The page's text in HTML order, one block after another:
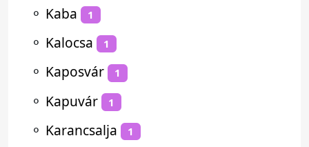
⚬ Kaba 1
⚬ Kalocsa 1
⚬ Kaposvár 1
⚬ Kapuvár 1
⚬ Karancsalja 1